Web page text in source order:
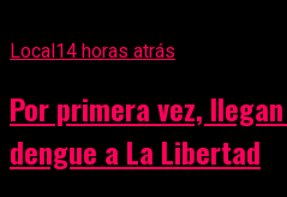
Local14 horas atrás
Por primera vez,
dengue a La Libertad